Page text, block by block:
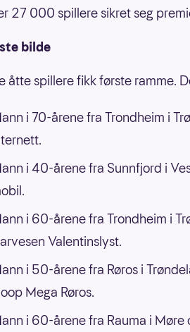
27 000 spillere sikret seg
bilde
åtte spillere fikk første ramme.
i 70-årene fra Trondheim i
i 40-årene fra Sunnfjord i
i 60-årene fra Trondheim i
Valentinslyst.
i 50-årene fra Røros i
Mega Røros.
i 60-årene fra Rauma i Møre